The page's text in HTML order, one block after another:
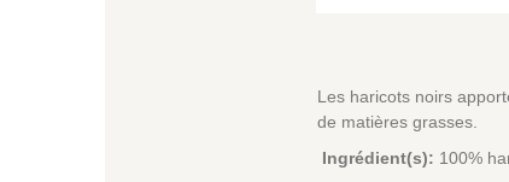
Les haricots noirs
de matières grasses.
Ingrédient(s): 100%